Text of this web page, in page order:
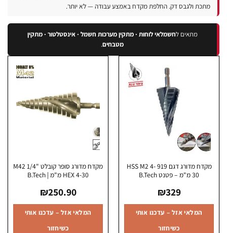
ולגבס דק. החלפת מקדח באמצע עבודה — לא יותר.
מתאים לחשמלאי לוחות · מתקין מערכות חשמל · אינסטלטור · מתקין
מטבחים.
מקדח מדורג דגם 919 HSS M2 4-
₪
המלאי אזל – עדכנו אותי
כשיחזור
מקדח מדורג סופר קובלט M42 1/4"
HEX 4-30 מ"מ | B.Tech
₪250.90
המלאי אזל – עדכנו אותי
כשיחזור